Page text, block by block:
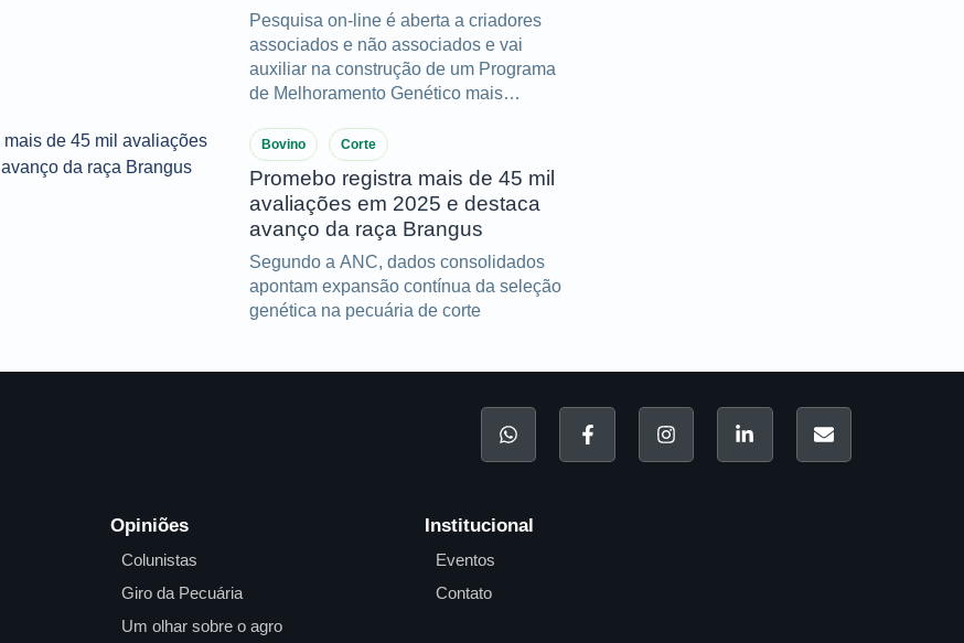
Pesquisa on-line é aberta a criadores
associados e não associados e vai
auxiliar na construção de um Programa
de Melhoramento Genético mais
Bovino Corte
Promebo registra mais de 45 mil
avaliações em 2025 e destaca
avanço da raça Brangus
Segundo a ANC, dados consolidados
apontam expansão contínua da seleção
genética na pecuária de corte
Opiniões
Colunistas
Giro da Pecuária
Um olhar sobre o agro
Institucional
Eventos
Contato